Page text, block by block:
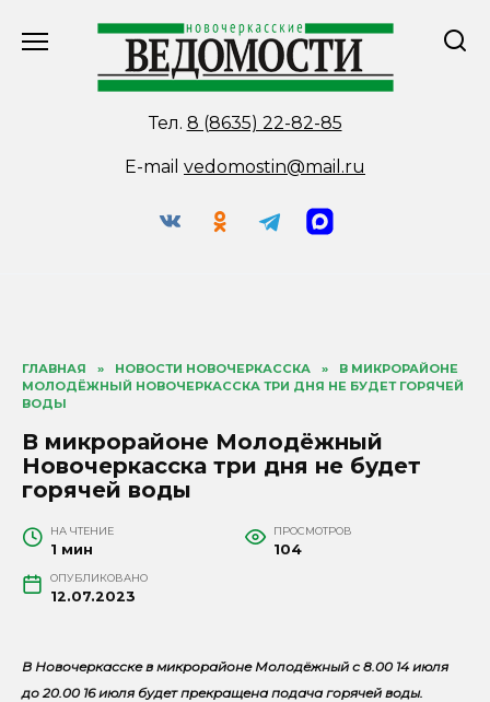
Тел. 8 (8635) 22-82-85
E-mail vedomostin@mail.ru
ГЛАВНАЯ » НОВОСТИ НОВОЧЕРКАССКА »
В МИКРОРАЙОНЕ
МОЛОДЁЖНЫЙ НОВОЧЕРКАССКА ТРИ ДНЯ НЕ БУДЕТ ГОРЯЧЕЙ
ВОДЫ
В микрорайоне Молодёжный
Новочеркасска три дня не будет
горячей воды
НА ЧТЕНИЕ
1 мин
ПРОСМОТРОВ
104
ОПУБЛИКОВАНО
12.07.2023
В Новочеркасске в микрорайоне Молодёжный с 8.00 14 июля
до 20.00 16 июля будет прекращена подача горячей воды.